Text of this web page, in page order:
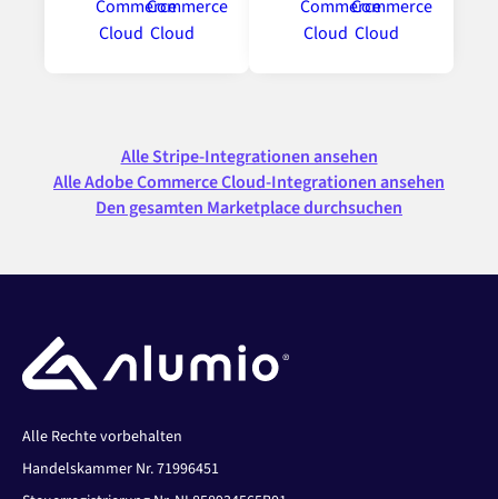
Alle Stripe-Integrationen ansehen
Alle Adobe Commerce Cloud-Integrationen ansehen
Den gesamten Marketplace durchsuchen
Alle Rechte vorbehalten
Handelskammer Nr. 71996451